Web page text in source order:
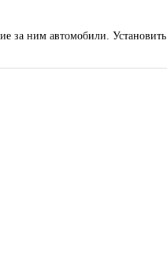
за ним автомобили. Установить